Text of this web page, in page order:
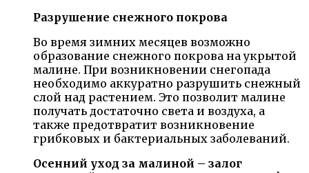
Разрушение снежного покрова
Во время зимних месяцев возможно
образование снежного покрова на укрытой
малине. При возникновении снегопада
необходимо аккуратно разрушить снежный
слой над растением. Это позволит малине
получать достаточно света и воздуха, а
также предотвратит возникновение
грибковых и бактериальных заболеваний.
Осенний уход за малиной – залог